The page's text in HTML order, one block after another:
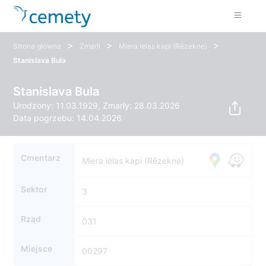
Strona główna > Zmarli > Miera ielas kapi (Rēzekne) >
Stanislava Bula
Stanislava Bula
Urodzony: 11.03.1929, Zmarły: 28.03.2026
Data pogrzebu: 14.04.2026
Cmentarz Miera ielas kapi (Rēzekne)
Sektor 3
Rząd 031
Miejsce 00297